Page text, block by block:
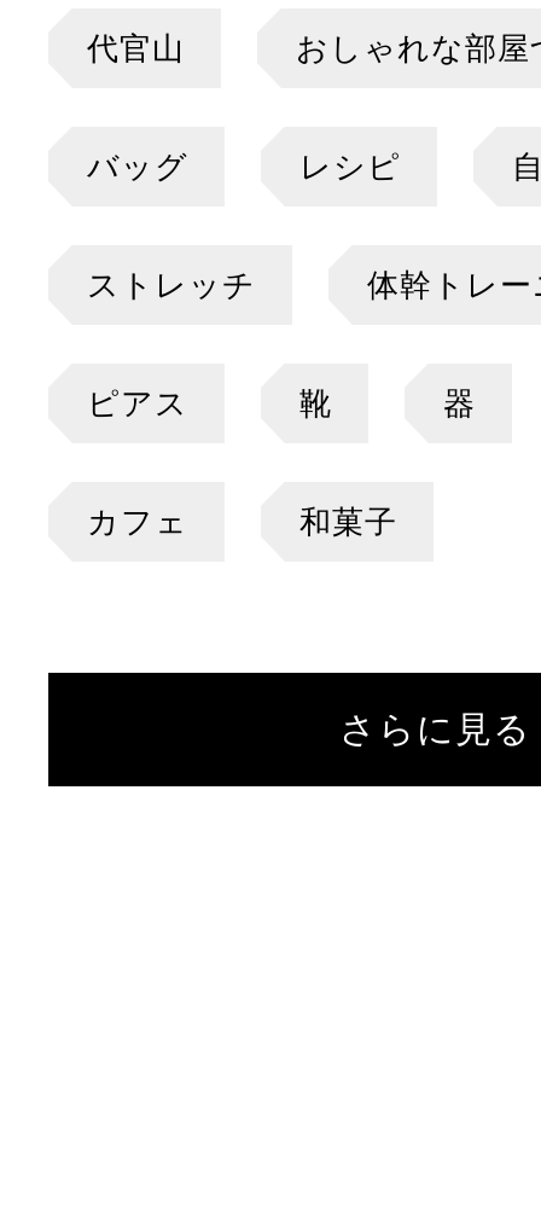
代官山 おしゃれな部屋
バッグ レシピ
ストレッチ 体幹トレ
ピアス 靴 器
カフェ 和菓子
さらに見る